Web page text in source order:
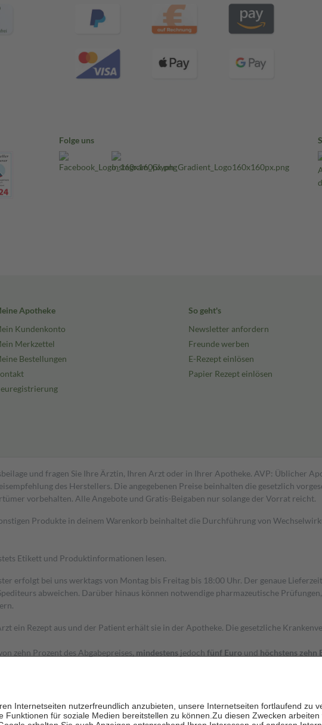
Folge uns
Apotheke
Kundenkonto
Merkzettel
Bestellungen
So geht's
Newsletter anfordern
Freunde werben
E-Rezept einlösen
Papier Rezept einlösen
und fragen Sie Ihre Ärztin, Ihren Arzt oder in Ihrer Apotheke. AVP: Üblicher
des Herstellers. Die angegebenen Preise beinhalten die gesetzlich
vorbehalten. Alle Angebote und Gratis-Beigaben nur solange der Vorrat reicht.
Produkte in deinem Warenkorb beinhaltet die Durchführung von
Etikett und Produktinformationen lesen.
erfolgt bei uns werktags von Montag bis Freitag bis 18:00 Uhr. Der genaue
abweichen. Darüber hinaus können notwendige pharmazeutische
ein Rezept aus und der Patient erhält sie in der Apotheke. Die gesetzliche
zehn Prozent des Abgabepreises, mindestens jedoch fünf Euro und höchstens zehn
zu stärken und die besondere Stellung der Familie zu unterstützen, fallen
mit Ausnahme der Fahrkosten